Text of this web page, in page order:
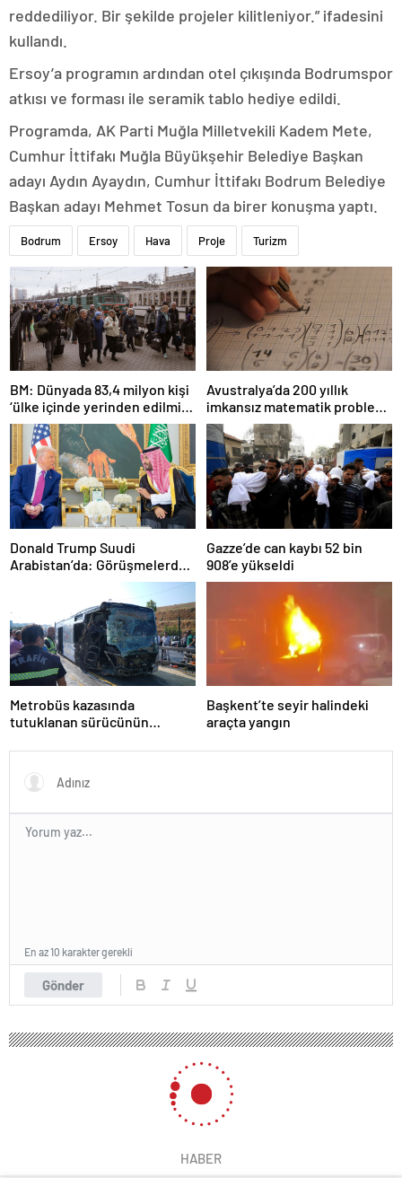
reddediliyor. Bir şekilde projeler kilitleniyor.” ifadesini
kullandı.
Ersoy’a programın ardından otel çıkışında Bodrumspor
atkısı ve forması ile seramik tablo hediye edildi.
Programda, AK Parti Muğla Milletvekili Kadem Mete,
Cumhur İttifakı Muğla Büyükşehir Belediye Başkan
adayı Aydın Ayaydın, Cumhur İttifakı Bodrum Belediye
Başkan adayı Mehmet Tosun da birer konuşma yaptı.
Bodrum Ersoy Hava Proje Turizm
BM: Dünyada 83,4 milyon kişi
‘ülke içinde yerinden edilmiş’
olarak yaşıyor
Avustralya’da 200 yıllık
imkansız matematik problemi
çözüldü
Donald Trump Suudi
Arabistan’da: Görüşmelerde
Gazze’de can kaybı 52 bin
908’e yükseldi
Metrobüs kazasında
tutuklanan sürücünün
Başkent’te seyir halindeki
araçta yangın
Gönder
En az 10 karakter gerekli
HABER